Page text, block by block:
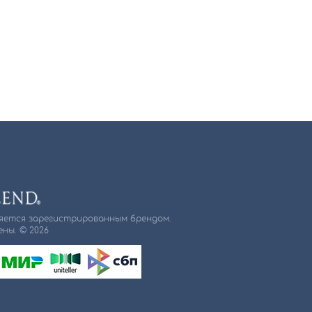
зарегистрированным брендом.
© 2026